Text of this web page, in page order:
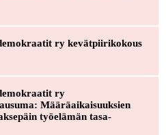
ry kevätpiirikokous
ry
Määräaikaisuuksien
työelämän tasa-